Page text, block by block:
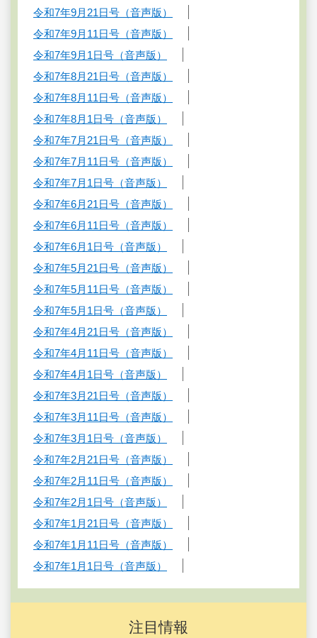
令和7年9月21日号（音声版）
令和7年9月11日号（音声版）
令和7年9月1日号（音声版）
令和7年8月21日号（音声版）
令和7年8月11日号（音声版）
令和7年8月1日号（音声版）
令和7年7月21日号（音声版）
令和7年7月11日号（音声版）
令和7年7月1日号（音声版）
令和7年6月21日号（音声版）
令和7年6月11日号（音声版）
令和7年6月1日号（音声版）
令和7年5月21日号（音声版）
令和7年5月11日号（音声版）
令和7年5月1日号（音声版）
令和7年4月21日号（音声版）
令和7年4月11日号（音声版）
令和7年4月1日号（音声版）
令和7年3月21日号（音声版）
令和7年3月11日号（音声版）
令和7年3月1日号（音声版）
令和7年2月21日号（音声版）
令和7年2月11日号（音声版）
令和7年2月1日号（音声版）
令和7年1月21日号（音声版）
令和7年1月11日号（音声版）
令和7年1月1日号（音声版）
注目情報